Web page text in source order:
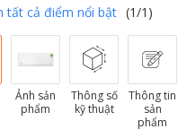
tất cả điểm nổi bật (1/1)
Ảnh sản
phẩm
Thông số
kỹ thuật
Thông tin
sản
phẩm